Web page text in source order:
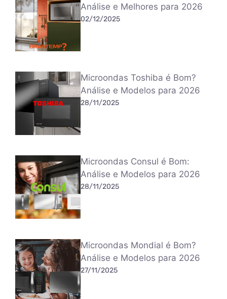
Análise e Melhores para 2026
02/12/2025
Microondas Toshiba é Bom?
Análise e Modelos para 2026
28/11/2025
Microondas Consul é Bom:
Análise e Modelos para 2026
28/11/2025
Microondas Mondial é Bom?
Análise e Modelos para 2026
27/11/2025